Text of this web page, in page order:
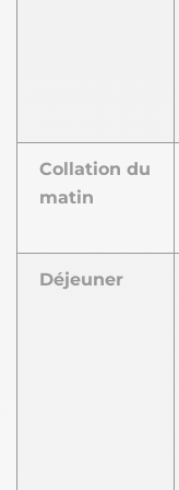
Collation du
matin
Déjeuner